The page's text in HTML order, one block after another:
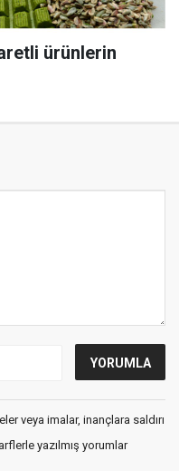
ürünlerin
veya imalar, inançlara saldırı
yazılmış yorumlar